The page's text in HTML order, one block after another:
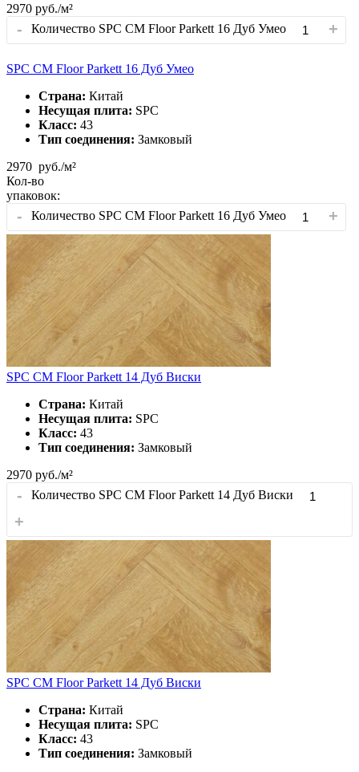
2970 руб./м²
- Количество SPC CM Floor Parkett 16 Дуб Умео +
SPC CM Floor Parkett 16 Дуб Умео
Страна: Китай
Несущая плита: SPC
Класс: 43
Тип соединения: Замковый
2970 руб./м²
Кол-во
упаковок:
- Количество SPC CM Floor Parkett 16 Дуб Умео +
SPC CM Floor Parkett 14 Дуб Виски
Страна: Китай
Несущая плита: SPC
Класс: 43
Тип соединения: Замковый
2970 руб./м²
- Количество SPC CM Floor Parkett 14 Дуб Виски
+
SPC CM Floor Parkett 14 Дуб Виски
Страна: Китай
Несущая плита: SPC
Класс: 43
Тип соединения: Замковый